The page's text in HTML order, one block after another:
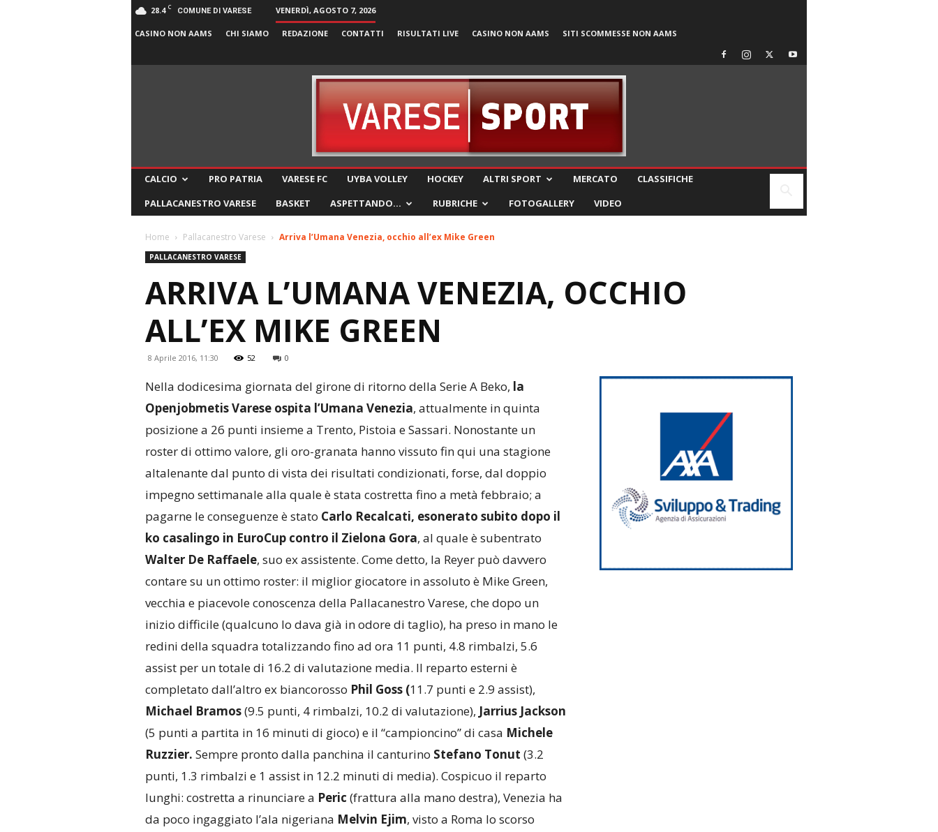
28.4 C COMUNE DI VARESE VENERDÌ, AGOSTO 7, 2026
CASINO NON AAMS CHI SIAMO REDAZIONE CONTATTI RISULTATI LIVE CASINO NON AAMS SITI SCOMMESSE NON AAMS
CALCIO PRO PATRIA VARESE FC UYBA VOLLEY HOCKEY ALTRI SPORT MERCATO
CLASSIFICHE
PALLACANESTRO VARESE
BASKET ASPETTANDO… RUBRICHE FOTOGALLERY VIDEO
Home Pallacanestro Varese Arriva l’Umana Venezia, occhio all’ex Mike Green
PALLACANESTRO VARESE
ARRIVA L’UMANA VENEZIA, OCCHIO
ALL’EX MIKE GREEN
8 Aprile 2016, 11:30 52 0
Nella dodicesima giornata del girone di ritorno della Serie A Beko, la
Openjobmetis Varese ospita l’Umana Venezia, attualmente in quinta
posizione a 26 punti insieme a Trento, Pistoia e Sassari. Nonostante un
roster di ottimo valore, gli oro-granata hanno vissuto fin qui una stagione
altalenante dal punto di vista dei risultati condizionati, forse, dal doppio
impegno settimanale alla quale è stata costretta fino a metà febbraio; a
pagarne le conseguenze è stato Carlo Recalcati, esonerato subito dopo il
ko casalingo in EuroCup contro il Zielona Gora, al quale è subentrato
Walter De Raffaele, suo ex assistente. Come detto, la Reyer può davvero
contare su un ottimo roster: il miglior giocatore in assoluto è Mike Green,
vecchia e piacevole conoscenza della Pallacanestro Varese, che dopo un
inizio difficile (qualcuno lo dava già in odore di taglio), ha preso in mano le
redini della squadra totalizzando fino ad ora 11 punti, 4.8 rimbalzi, 5.6
assist per un totale di 16.2 di valutazione media. Il reparto esterni è
completato dall’altro ex biancorosso Phil Goss (11.7 punti e 2.9 assist),
Michael Bramos(9.5 punti, 4 rimbalzi, 10.2 di valutazione), Jarrius Jackson
(5 punti a partita in 16 minuti di gioco) e il “campioncino” di casa Michele
Ruzzier. Sempre pronto dalla panchina il canturino Stefano Tonut (3.2
punti, 1.3 rimbalzi e 1 assist in 12.2 minuti di media). Cospicuo il reparto
lunghi: costretta a rinunciare a Peric (frattura alla mano destra), Venezia ha
da poco ingaggiato l’ala nigeriana Melvin Ejim, visto a Roma lo scorso